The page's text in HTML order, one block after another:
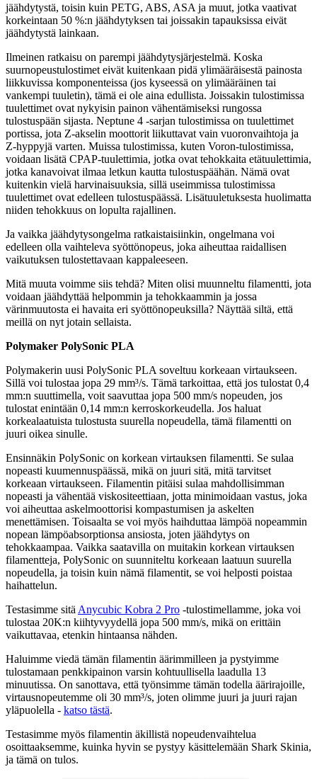
jäähdytystä, toisin kuin PETG, ABS, ASA ja muut, jotka vaativat
korkeintaan 50 %:n jäähdytyksen tai joissakin tapauksissa eivät
jäähdytystä lainkaan.
Ilmeinen ratkaisu on parempi jäähdytysjärjestelmä. Koska
suurnopeustulostimet eivät kuitenkaan pidä ylimääräisestä painosta
liikkuvissa komponenteissa (jos kyseessä on ylimääräinen tai
vankempi tuuletin), tämä ei ole aina edullista. Joissakin tulostimissa
tuulettimet ovat nykyisin painon vähentämiseksi rungossa
tulostuspään sijasta. Neptune 4 -sarjan tulostimissa on tuulettimet
portissa, jota Z-akselin moottorit liikuttavat vain vuoronvaihtoja ja
Z-hyppyjä varten. Muissa tulostimissa, kuten Voron-tulostimissa,
voidaan lisätä CPAP-tuulettimia, jotka ovat tehokkaita etätuulettimia,
jotka kanavoivat ilmaa letkun kautta tulostuspäähän. Nämä ovat
kuitenkin vielä harvinaisuuksia, sillä useimmissa tulostimissa
tuulettimet ovat edelleen tulostuspäässä. Lisätuuletuksesta huolimatta
niiden tehokkuus on lopulta rajallinen.
Ja vaikka jäähdytysongelma ratkaistaisiinkin, ongelmana voi
edelleen olla vaihteleva syöttönopeus, joka aiheuttaa raidallisen
vaikutuksen tulostettavaan kappaleeseen.
Mitä muuta voimme siis tehdä? Miten olisi muunneltu filamentti, jota
voidaan jäähdyttää helpommin ja tehokkaammin ja jossa
värinmuutosta ei havaita eri syöttönopeuksilla? Näyttää siltä, että
meillä on nyt jotain sellaista.
Polymaker PolySonic PLA
Polymakerin uusi PolySonic PLA soveltuu korkeaan virtaukseen.
Sillä voi tulostaa jopa 29 mm³/s. Tämä tarkoittaa, että jos tulostat 0,4
mm:n suuttimella, voit saavuttaa jopa 500 mm/s nopeuden, jos
tulostat enintään 0,14 mm:n kerroskorkeudella. Jos haluat
korkealaatuista tulostusta suurella nopeudella, tämä filamentti on
juuri oikea sinulle.
Ensinnäkin PolySonic on korkean virtauksen filamentti. Se sulaa
nopeasti kuumennuspäässä, mikä on juuri sitä, mitä tarvitset
korkeaan virtaukseen. Filamentin pitäisi sulaa mahdollisimman
nopeasti ja vähentää viskositeettiaan, jotta minimoidaan vastus, joka
voi aiheuttaa askelmoottorisi kompastumisen ja askelten
menettämisen. Toisaalta se voi myös haihduttaa lämpöä nopeammin
nopean lämpöabsorptionsa ansiosta, joten jäähdytys on
tehokkaampaa. Vaikka saatavilla on muitakin korkean virtauksen
filamentteja, PolySonic on suunniteltu korkeaan laatuun suurella
nopeudella, ja toisin kuin nämä filamentit, se voi helposti poistaa
haihattelun.
Testasimme sitä Anycubic Kobra 2 Pro -tulostimellamme, joka voi
tulostaa 20K:n kiihtyvyydellä jopa 500 mm/s, mikä on erittäin
vaikuttavaa, etenkin hintaansa nähden.
Haluimme viedä tämän filamentin äärimmilleen ja pystyimme
tulostamaan penkkipainon varsin kohtuullisella laadulla 13
minuutissa. On sanottava, että työnsimme tämän todella äärirajoille,
virtausnopeutemme oli 30 mm³/s, joten olimme juuri ja juuri rajan
yläpuolella - katso tästä.
Testasimme myös filamentin äkillistä nopeudenvaihtelua
osoittaaksemme, kuinka hyvin se pystyy käsittelemään Shark Skinia,
ja tämä on tulos.